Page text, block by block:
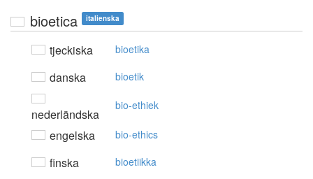
bioetica italienska
tjeckiska bioetika
danska bioetik
nederländska
bio-ethiek
engelska bio-ethics
finska bioetiikka